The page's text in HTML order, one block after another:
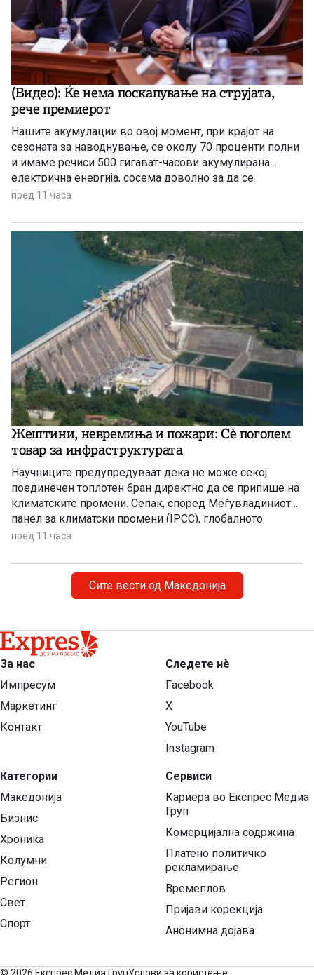
(Видео): Ќе нема поскапување на струјата,
рече премиерот
Нашите акумулации во овој момент, при крајот на
сезоната за наводнување, се околу 70 проценти полни
и имаме речиси 500 гигават-часови акумулирана
електрична енергија, сосема доволно за да се
чувствуваме безбедни, комотни и да немаме
индустријата. И нема да правиме панични прес-
конференции, вели премиерот Христијан Мицкоски.
пред 11 часа
Жештини, невремиња и пожари: Сè поголем
товар за инфраструктурата
Научниците предупредуваат дека не може секој
поединечен топлотен бран директно да се припише на
климатските промени. Сепак, според Меѓувладиниот
панел за климатски промени (IPCC), глобалното
затоплување придонесува ваквите екстремни
поинтензивни и подолготрајни.
пред 11 часа
Сите вести од Македонија
За нас
Импресум
Маркетинг
Контакт
Категории
Македонија
Бизнис
Хроника
Колумни
Регион
Свет
Спорт
Следете нѐ
Facebook
X
YouTube
Instagram
Сервиси
Кариера во Експрес Медиа
Груп
Комерцијална содржина
Платено политичко
рекламирање
Времеплов
Пријави корекција
Анонимна дојава